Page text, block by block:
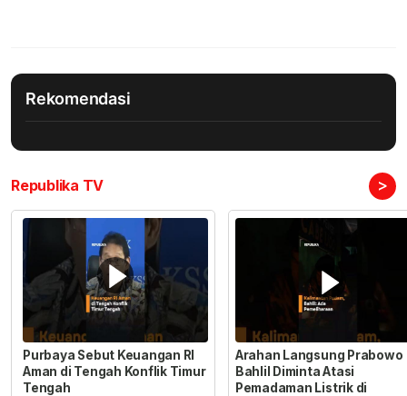
Rekomendasi
Republika TV >
Purbaya Sebut Keuangan RI
Aman di Tengah Konflik Timur
Tengah
Arahan Langsung Prabowo
Bahlil Diminta Atasi
Pemadaman Listrik di